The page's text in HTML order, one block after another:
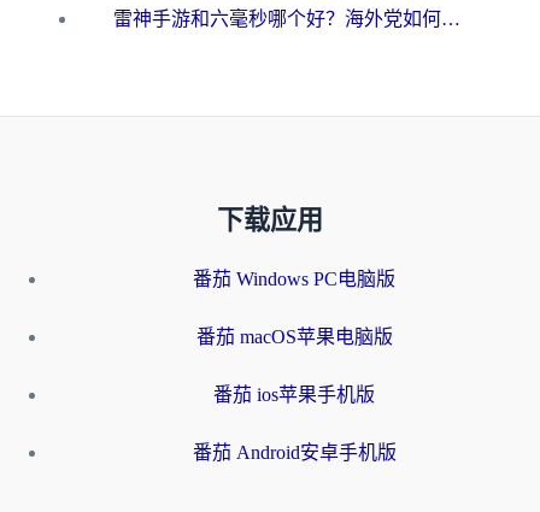
雷神手游和六毫秒哪个好？海外党如何真正解锁国内资源
下载应用
番茄 Windows PC电脑版
番茄 macOS苹果电脑版
番茄 ios苹果手机版
番茄 Android安卓手机版